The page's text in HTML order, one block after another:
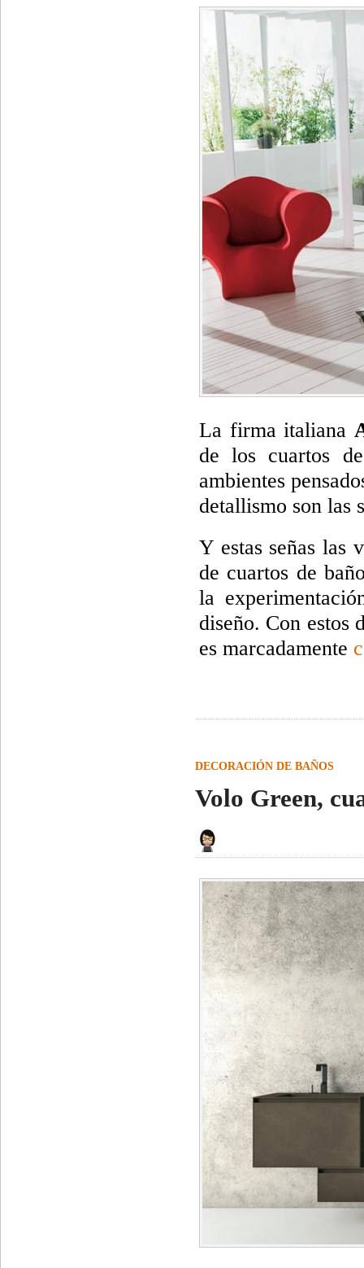
La firma italiana
de los cuartos
ambientes
detallismo son las
Y estas señas las
de cuartos de
la
diseño. Con estos
es marcadamente
DECORACIÓN DE BAÑOS
Volo Green,